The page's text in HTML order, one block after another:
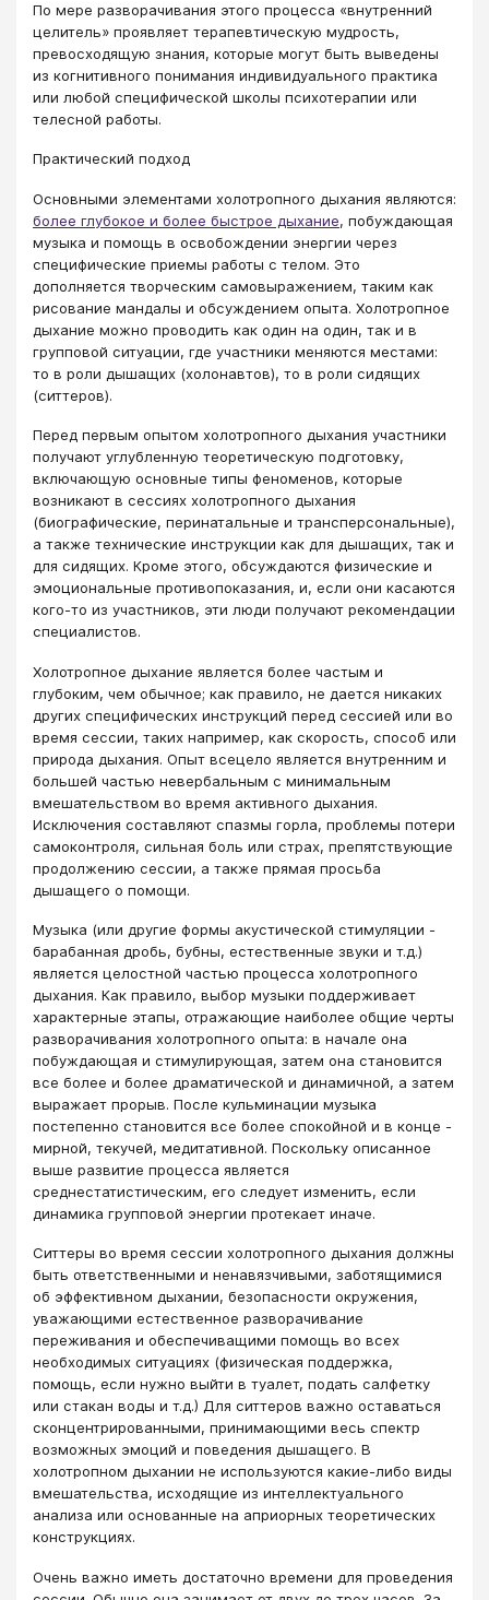
По мере разворачивания этого процесса «внутренний
целитель» проявляет терапевтическую мудрость,
превосходящую знания, которые могут быть выведены
из когнитивного понимания индивидуального практика
или любой специфической школы психотерапии или
телесной работы.
Практический подход
Основными элементами холотропного дыхания являются:
более глубокое и более быстрое дыхание, побуждающая
музыка и помощь в освобождении энергии через
специфические приемы работы с телом. Это
дополняется творческим самовыражением, таким как
рисование мандалы и обсуждением опыта. Холотропное
дыхание можно проводить как один на один, так и в
групповой ситуации, где участники меняются местами:
то в роли дышащих (холонавтов), то в роли сидящих
(ситтеров).
Перед первым опытом холотропного дыхания участники
получают углубленную теоретическую подготовку,
включающую основные типы феноменов, которые
возникают в сессиях холотропного дыхания
(биографические, перинатальные и трансперсональные),
а также технические инструкции как для дышащих, так и
для сидящих. Кроме этого, обсуждаются физические и
эмоциональные противопоказания, и, если они касаются
кого-то из участников, эти люди получают рекомендации
специалистов.
Холотропное дыхание является более частым и
глубоким, чем обычное; как правило, не дается никаких
других специфических инструкций перед сессией или во
время сессии, таких например, как скорость, способ или
природа дыхания. Опыт всецело является внутренним и
большей частью невербальным с минимальным
вмешательством во время активного дыхания.
Исключения составляют спазмы горла, проблемы потери
самоконтроля, сильная боль или страх, препятствующие
продолжению сессии, а также прямая просьба
дышащего о помощи.
Музыка (или другие формы акустической стимуляции -
барабанная дробь, бубны, естественные звуки и т.д.)
является целостной частью процесса холотропного
дыхания. Как правило, выбор музыки поддерживает
характерные этапы, отражающие наиболее общие черты
разворачивания холотропного опыта: в начале она
побуждающая и стимулирующая, затем она становится
все более и более драматической и динамичной, а затем
выражает прорыв. После кульминации музыка
постепенно становится все более спокойной и в конце -
мирной, текучей, медитативной. Поскольку описанное
выше развитие процесса является
среднестатистическим, его следует изменить, если
динамика групповой энергии протекает иначе.
Ситтеры во время сессии холотропного дыхания должны
быть ответственными и ненавязчивыми, заботящимися
об эффективном дыхании, безопасности окружения,
уважающими естественное разворачивание
переживания и обеспечиващими помощь во всех
необходимых ситуациях (физическая поддержка,
помощь, если нужно выйти в туалет, подать салфетку
или стакан воды и т.д.) Для ситтеров важно оставаться
сконцентрированными, принимающими весь спектр
возможных эмоций и поведения дышащего. В
холотропном дыхании не используются какие-либо виды
вмешательства, исходящие из интеллектуального
анализа или основанные на априорных теоретических
конструкциях.
Очень важно иметь достаточно времени для проведения